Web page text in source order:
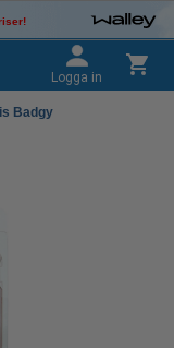
Logga in
Badgy